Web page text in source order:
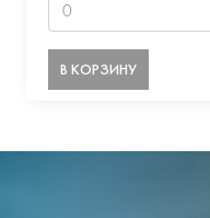
В КОРЗИНУ